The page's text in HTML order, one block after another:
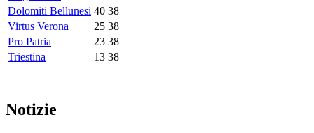
Dolomiti Bellunesi 40 38
Virtus Verona
25 38
Pro Patria
23 38
Triestina
13 38
Notizie